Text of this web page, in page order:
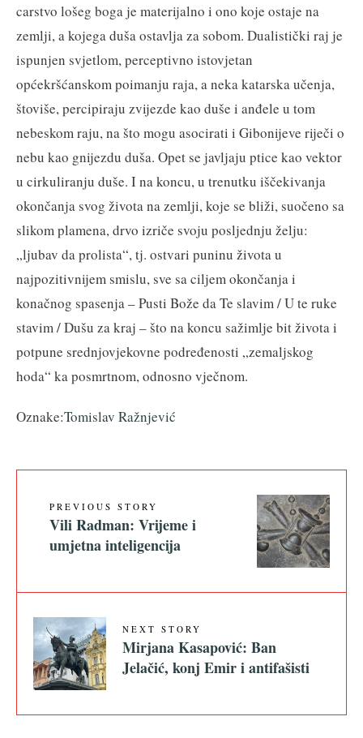
carstvo lošeg boga je materijalno i ono koje ostaje na
zemlji, a kojega duša ostavlja za sobom. Dualistički raj je
ispunjen svjetlom, perceptivno istovjetan
općekršćanskom poimanju raja, a neka katarska učenja,
štoviše, percipiraju zvijezde kao duše i anđele u tom
nebeskom raju, na što mogu asocirati i Gibonijeve riječi o
nebu kao gnijezdu duša. Opet se javljaju ptice kao vektor
u cirkuliranju duše. I na koncu, u trenutku iščekivanja
okončanja svog života na zemlji, koje se bliži, suočeno sa
slikom plamena, drvo izriče svoju posljednju želju:
„ljubav da prolista“, tj. ostvari puninu života u
najpozitivnijem smislu, sve sa ciljem okončanja i
konačnog spasenja – Pusti Bože da Te slavim / U te ruke
stavim / Dušu za kraj – što na koncu sažimlje bit života i
potpune srednjovjekovne podređenosti „zemaljskog
hoda“ ka posmrtnom, odnosno vječnom.
Oznake:Tomislav Ražnjević
PREVIOUS STORY
Vili Radman: Vrijeme i
umjetna inteligencija
NEXT STORY
Mirjana Kasapović: Ban
Jelačić, konj Emir i antifašisti